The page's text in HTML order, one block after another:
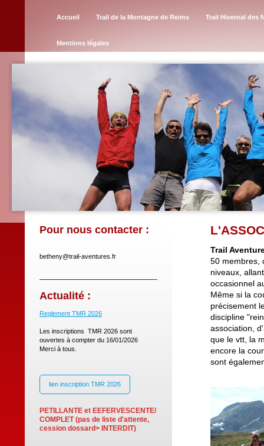
Accueil Trail de la Montagne de Reims Trail Hivernal des
Mentions légales
Pour nous contacter :
betheny@trail-aventures.fr
Actualité :
Reglement TMR 2026
Les inscriptions TMR 2026 sont
ouvertes à compter du 16/01/2026
Merci à tous.
lien inscription TMR 2026
PETILLANTE et EEFERVESCENTE/
COMPLET (pas de liste d'attente,
cession dossard> INTERDIT)
Trail
50 membres,
niveaux,
occasionnel
Même si la
précisement
discipline
association,
que le vtt, la
encore la
sont